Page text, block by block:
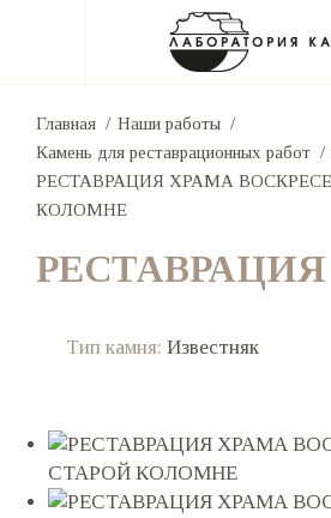
Главная
Наши работы
Камень для реставрационных работ
РЕСТАВРАЦИЯ ХРАМА
КОЛОМНЕ
Тип камня: Известняк